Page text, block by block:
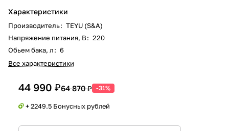
Характеристики
Производитель: TEYU (S&A)
Напряжение питания, В: 220
Обьем бака, л: 6
Все характеристики
44 990 ₽64 870 ₽ -31%
+ 2249.5 Бонусных рублей